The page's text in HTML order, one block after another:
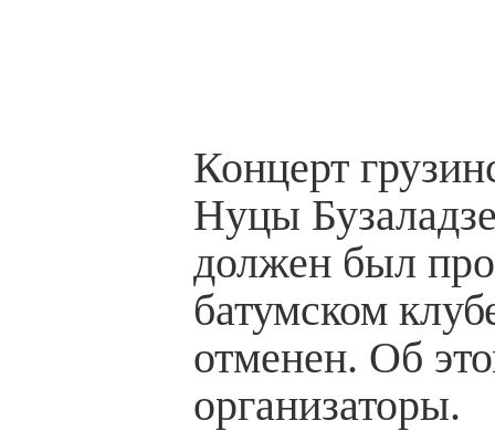
Концерт
Нуцы
должен был
батумском
отменен. Об
организаторы.